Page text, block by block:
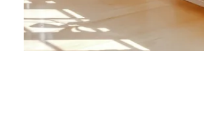
Huset är från början två stugor, den
den äldre 2000. Här finns ytterligare
användas till allrum eller sovrum.